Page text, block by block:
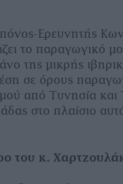
Ερευνητής
το παραγωγικό
της μικρής
σε όρους
από Τυνησία και
στο πλαίσιο
του κ.